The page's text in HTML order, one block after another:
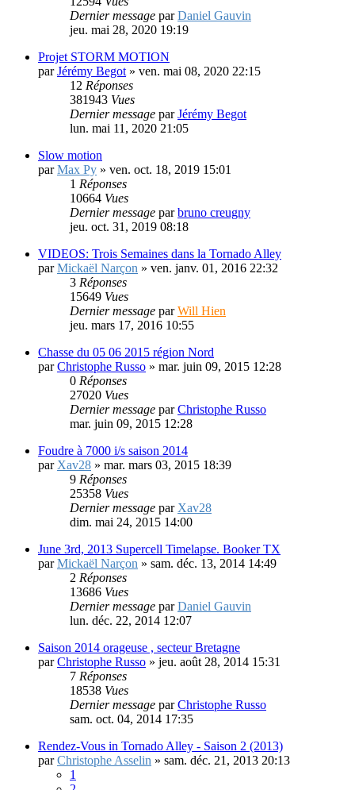
Tornade à Aspiran Hérault le 20 Octobre 2019
Daniel Gauvin»lun. mai 25, 2020 11:41
4Réponses
12594Vues
Dernier messagepar
Daniel Gauvin
jeu. mai 28, 2020 19:19
Projet STORM MOTION
Jérémy Begot»ven. mai 08, 2020 22:15
12Réponses
381943
Dernier messageparJérémy Begot
lun. mai 11, 2020 21:05
Slow motion
Max Py» ven. oct. 18, 2019 15:01
1Réponses
10664
Vues
Dernier messageparbruno creugny
jeu. oct. 31, 2019 08:18
VIDEOS: Trois Semaines dans la Tornado Alley
Mickaël Narçon»ven. janv. 01, 2016 22:32
3Réponses
15649 Vues
Dernier messageparWill Hien
jeu. mars 17, 2016 10:55
Chasse du 05 06 2015 région Nord
Christophe Russo» mar. juin 09, 2015 12:28
0Réponses
27020Vues
Dernier messageparChristophe Russo
mar. juin 09, 2015 12:28
Foudre à 7000 i/s saison 2014
Xav28»mar. mars 03, 2015 18:39
9Réponses
25358 Vues
Dernier messageparXav28
dim. mai 24, 2015 14:00
June 3rd, 2013 Supercell Timelapse. Booker TX
Mickaël Narçon»sam. déc. 13, 2014 14:49
2Réponses
13686
Dernier messageparDaniel Gauvin
lun. déc. 22, 2014 12:07
Saison 2014 orageuse , secteur Bretagne
Christophe Russo» jeu. août 28, 2014 15:31
7Réponses
18538
Vues
Dernier messageparChristophe Russo
sam. oct. 04, 2014 17:35